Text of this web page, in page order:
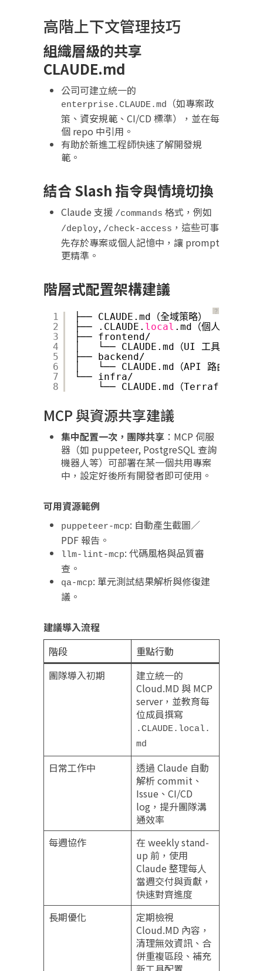
高階上下文管理技巧
組織層級的共享
CLAUDE.md
公司可建立統一的
enterprise.CLAUDE.md
（如專案政
策、資安規範、CI/CD 標準），並在每
個 repo 中引用。
有助於新進工程師快速了解開發規
範。
結合 Slash 指令與情境切換
Claude 支援 /commands 格式，例如
/deploy, /check-access ，這些可事
先存於專案或個人記憶中，讓 prompt
更精準。
階層式配置架構建議
？
1
2
3
4
5
6
7
8
├── CLAUDE.md（全域策略）
├── .CLAUDE. local .md（個人筆記）
├── frontend/
│   └── CLAUDE.md（UI 工具說明）
├── backend/
│   └── CLAUDE.md（API 路由與框架
└── infra/
└── CLAUDE.md（Terraform、
MCP 與資源共享建議
集中配置一次，團隊共享 ：MCP 伺服
器（如 puppeteer, PostgreSQL 查詢
機器人等）可部署在某一個共用專案
中，設定好後所有開發者即可使用。
可用資源範例
puppeteer-mcp: 自動產生截圖／
PDF 報告。
llm-lint-mcp: 代碼風格與品質審
查。
qa-mcp: 單元測試結果解析與修復建
議。
建議導入流程
階段
重點行動
團隊導入初期
建立統一的
Cloud.MD 與 MCP
server，並教育每
位成員撰寫
.CLAUDE.local.
md
日常工作中
透過 Claude 自動
解析 commit、
Issue、CI/CD
log，提升團隊溝
通效率
每週協作
在 weekly stand-
up 前，使用
Claude 整理每人
當週交付與貢獻，
快速對齊進度
長期優化
定期檢視
Cloud.MD 內容，
清理無效資訊、合
併重複區段、補充